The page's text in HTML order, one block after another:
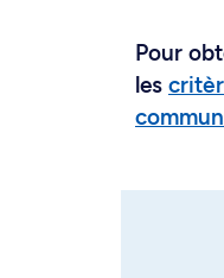
Pour
les